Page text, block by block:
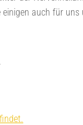
auch für